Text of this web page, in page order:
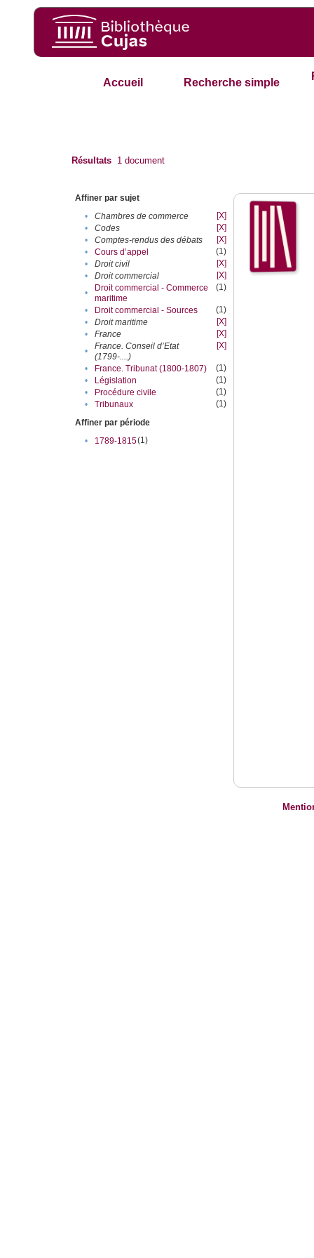
Accueil Recherche simple
Résultats 1 document
Affiner par sujet
•
Chambres de commerce
[X]
•
Codes
[X]
•
Comptes-rendus des débats
[X]
•
Cours d’appel
(1)
•
Droit civil
[X]
•
Droit commercial
[X]
•
Droit commercial - Commerce
maritime
(1)
• Droit commercial - Sources
(1)
•
Droit maritime
[X]
•
France
[X]
•
France. Conseil d’Etat
(1799-....)
[X]
• France. Tribunat (1800-1807)
(1)
•
Législation
(1)
•
Procédure civile
(1)
•
Tribunaux
(1)
Affiner par période
•
1789-1815(1)